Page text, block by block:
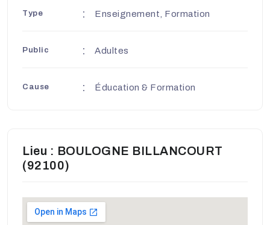
Type Enseignement, Formation
Public Adultes
Cause Éducation & Formation
Lieu : BOULOGNE BILLANCOURT
(92100)